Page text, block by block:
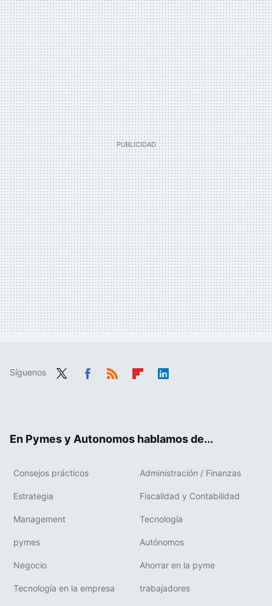
Síguenos
En Pymes y Autonomos hablamos de...
Consejos prácticos Administración / Finanzas
Estrategia Fiscalidad y Contabilidad
Management Tecnología
pymes Autónomos
Negocio Ahorrar en la pyme
Tecnología en la empresa trabajadores